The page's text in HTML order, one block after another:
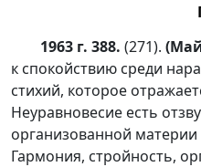
1963 г. 388. (271).
к спокойствию среди
стихий, которое
Неуравновесие есть
организованной
Гармония, стройность,